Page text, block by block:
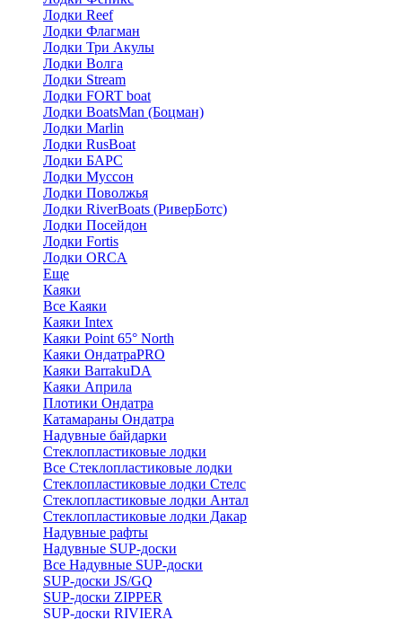
Лодки Reef
Лодки Флагман
Лодки Три Акулы
Лодки Волга
Лодки Stream
Лодки FORT boat
Лодки BoatsMan (Боцман)
Лодки Marlin
Лодки RusBoat
Лодки БАРС
Лодки Муссон
Лодки Поволжья
Лодки RiverBoats (РиверБотс)
Лодки Посейдон
Лодки Fortis
Лодки ORCA
Еще
Каяки
Все Каяки
Каяки Intex
Каяки Point 65° North
Каяки ОндатраPRO
Каяки BarrakuDA
Каяки Априла
Плотики Ондатра
Катамараны Ондатра
Надувные байдарки
Стеклопластиковые лодки
Все Стеклопластиковые лодки
Стеклопластиковые лодки Стелс
Стеклопластиковые лодки Антал
Стеклопластиковые лодки Дакар
Надувные рафты
Надувные SUP-доски
Все Надувные SUP-доски
SUP-доски JS/GQ
SUP-доски ZIPPER
SUP-доски RIVIERA